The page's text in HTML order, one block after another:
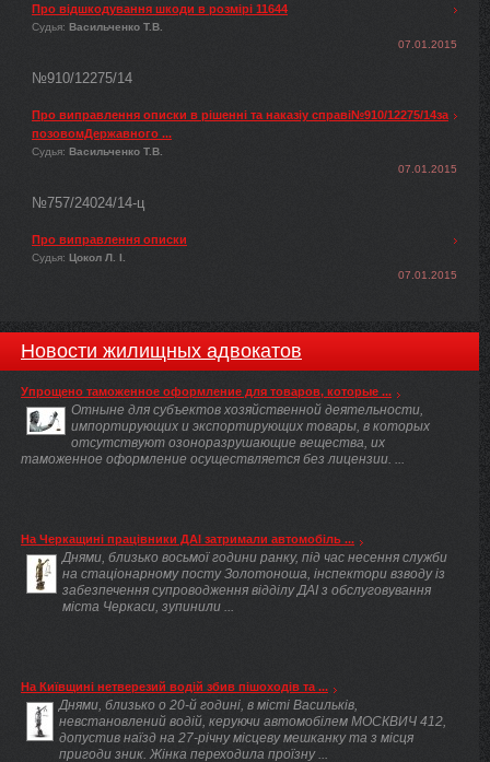
Про відшкодування шкоди в розмірі 11644
Судья: Васильченко Т.В.
07.01.2015
№910/12275/14
Про виправлення описки в рішенні та наказіу справі№910/12275/14за
позовомДержавного ...
Судья: Васильченко Т.В.
07.01.2015
№757/24024/14-ц
Про виправлення описки
Судья: Цокол Л. І.
07.01.2015
Новости жилищных адвокатов
Упрощено таможенное оформление для товаров, которые ...
Отныне для субъектов хозяйственной деятельности,
импортирующих и экспортирующих товары, в которых
отсутствуют озоноразрушающие вещества, их
таможенное оформление осуществляется без лицензии. ...
На Черкащині працівники ДАІ затримали автомобіль ...
Днями, близько восьмої години ранку, під час несення служби
на стаціонарному посту Золотоноша, інспектори взводу із
забезпечення супроводження відділу ДАІ з обслуговування
міста Черкаси, зупинили ...
На Київщині нетверезий водій збив пішоходів та ...
Днями, близько о 20-й годині, в місті Васильків,
невстановлений водій, керуючи автомобілем МОСКВИЧ 412,
допустив наїзд на 27-річну місцеву мешканку та з місця
пригоди зник. Жінка переходила проїзну ...